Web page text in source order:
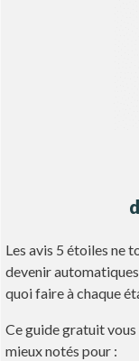
Les avis 5 étoiles ne
devenir
quoi faire à chaque
Ce guide gratuit
mieux notés pour :